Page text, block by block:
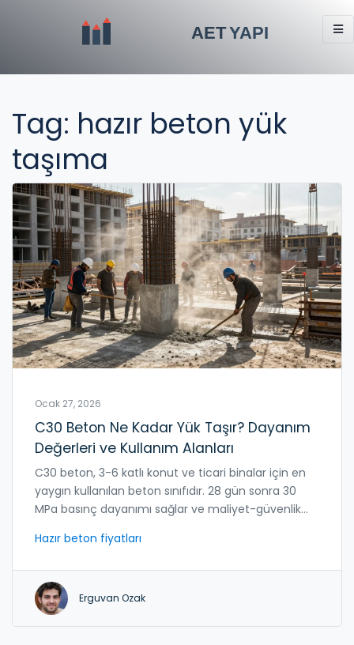
Tag: hazır beton yük
taşıma
Ocak 27, 2026
C30 Beton Ne Kadar Yük Taşır? Dayanım
Değerleri ve Kullanım Alanları
C30 beton, 3-6 katlı konut ve ticari binalar için en
yaygın kullanılan beton sınıfıdır. 28 gün sonra 30
MPa basınç dayanımı sağlar ve maliyet-güvenlik
başına 1.250-1.450 TL arasıdır.
Hazır beton fiyatları
Erguvan Ozak